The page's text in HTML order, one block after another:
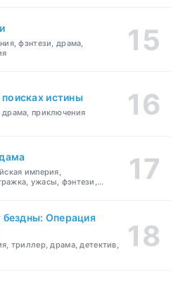
фэнтези, драма,
истины
приключения
империя,
ужасы, фэнтези,
бездны: Операция
триллер, драма, детектив,